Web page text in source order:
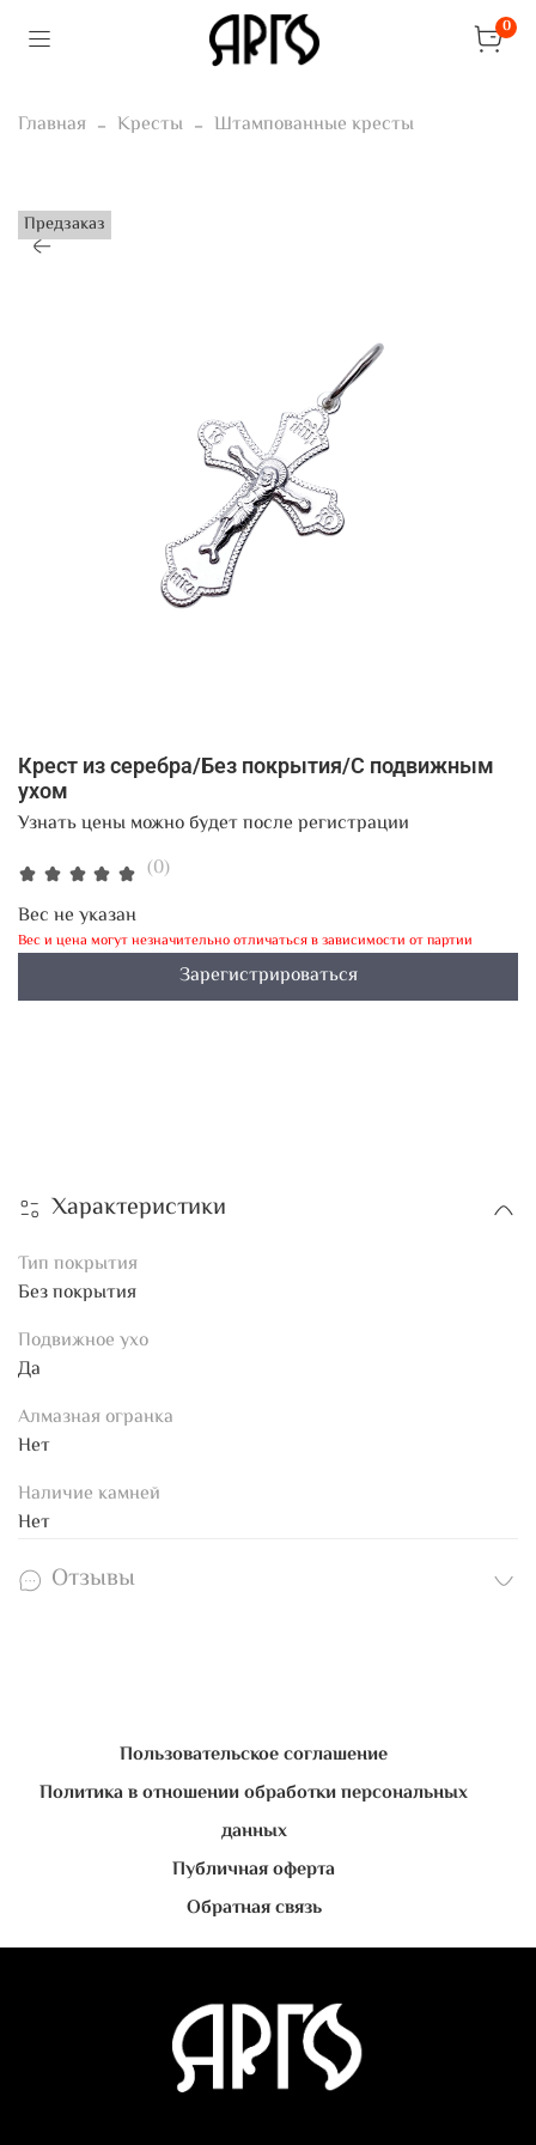
0
Главная Кресты Штампованные кресты
Предзаказ
(0)
Крест из серебра/Без покрытия/С подвижным
ухом
Узнать цены можно будет после регистрации
Вес не указан
Вес и цена могут незначительно отличаться в зависимости от партии
Зарегистрироваться
Характеристики
Тип покрытия
Без покрытия
Подвижное ухо
Да
Алмазная огранка
Нет
Наличие камней
Нет
Отзывы
Пользовательское соглашение
Политика в отношении обработки персональных
данных
Публичная оферта
Обратная связь